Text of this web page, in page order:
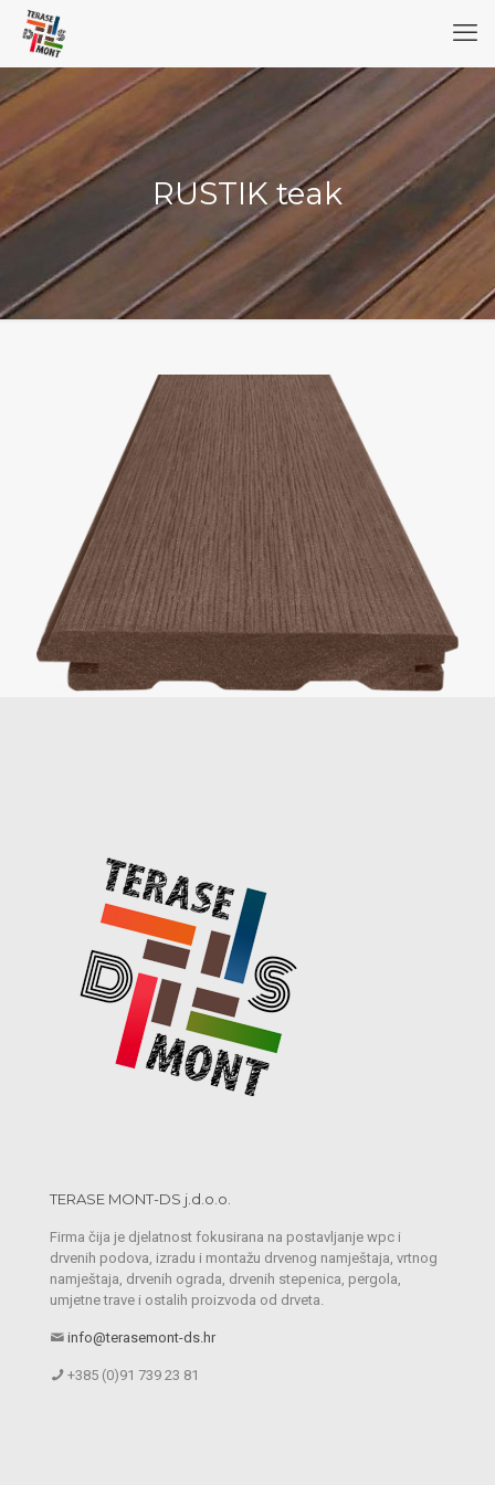
RUSTIK teak
TERASE MONT-DS j.d.o.o.
Firma čija je djelatnost fokusirana na postavljanje wpc i
drvenih podova, izradu i montažu drvenog namještaja, vrtnog
namještaja, drvenih ograda, drvenih stepenica, pergola,
umjetne trave i ostalih proizvoda od drveta.
info@terasemont-ds.hr
+385 (0)91 739 23 81